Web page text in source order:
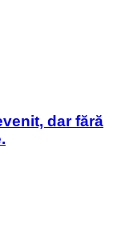
dar fără